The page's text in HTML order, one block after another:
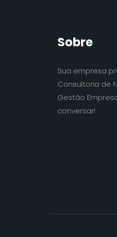
Sobre
Sua empresa
Consultoria de
Gestão
conversar!